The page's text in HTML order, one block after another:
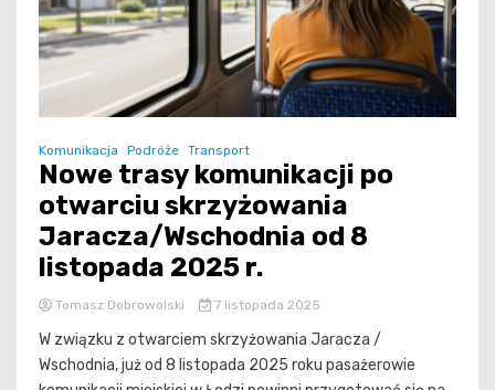
Komunikacja Podróże Transport
Nowe trasy komunikacji po
otwarciu skrzyżowania
Jaracza/Wschodnia od 8
listopada 2025 r.
Tomasz Dobrowolski 7 listopada 2025
W związku z otwarciem skrzyżowania Jaracza /
Wschodnia, już od 8 listopada 2025 roku pasażerowie